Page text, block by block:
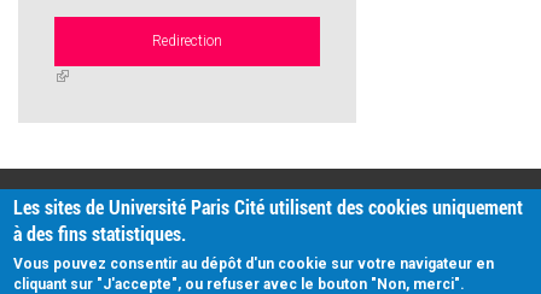
Redirection
(link
PRATIQUE
Plan d'accès
Intranet
Mentions légales
Données personnelles
Les sites de Université Paris Cité utilisent des cookies uniquement
à des fins statistiques.
Vous pouvez consentir au dépôt d'un cookie sur votre navigateur en
cliquant sur "J'accepte", ou refuser avec le bouton "Non, merci".